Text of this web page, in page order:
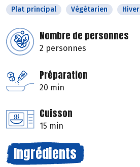
Plat principal Végétarien Hiver
Nombre de personnes
2 personnes
Préparation
20 min
Cuisson
15 min
Ingrédients